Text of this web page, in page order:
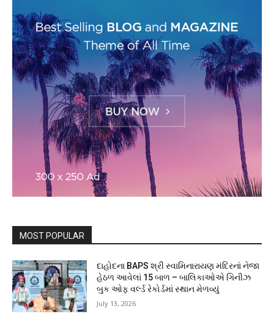
MOST POPULAR
દાહોદના BAPS શ્રી સ્વામિનારાયણ મંદિરનાં નેજા
હેઠળ આવેલાં 15 બાળ – બાલિકાઓએ ગિનીઝ
બુક ઓફ વર્લ્ડ રેકોર્ડમાં સ્થાન મેળવ્યું
July 13, 2026